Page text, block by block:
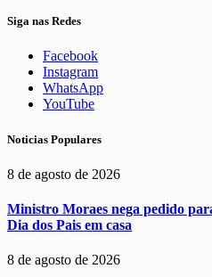
Siga nas Redes
Facebook
Instagram
WhatsApp
YouTube
Noticias Populares
8 de agosto de 2026
Ministro Moraes nega pedido
Dia dos Pais em casa
8 de agosto de 2026